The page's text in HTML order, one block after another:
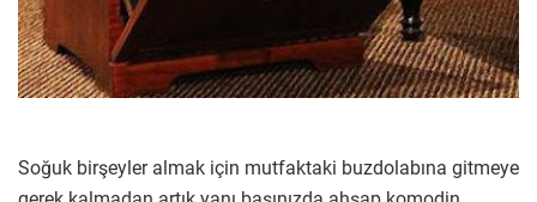
Soğuk birşeyler almak için mutfaktaki buzdolabına gitmeye